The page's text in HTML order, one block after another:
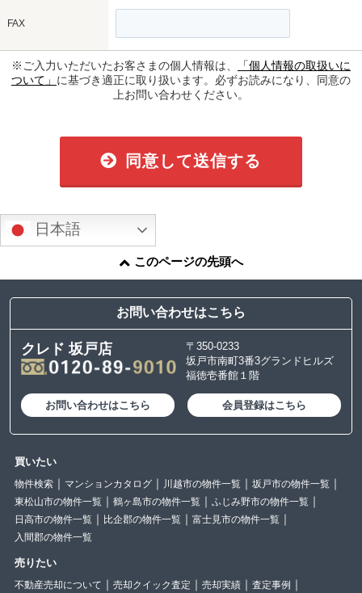
FAX
※ご入力いただいたお客さまの個人情報は、
「個人情報の取扱いに
ついて」 に基づき適正に取り扱います。必ずお読みになり、同意の
上お問い合わせください。
同意して送信する
日本語
このページの先頭へ
お問い合わせはこちら
クレド 坂戸店
〒350-0233
坂戸市南町3番3グランドヒルズ
福徳壱番館１階
お問い合わせはこちら 会員登録はこちら
買いたい
物件検索 マンションカタログ 川越市の物件一覧
坂戸市の物件一覧
東松山市の物件一覧
鶴ヶ島市の物件一覧
ふじみ野市の物件一覧
日高市の物件一覧
比企郡の物件一覧
富士見市の物件一覧
入間郡の物件一覧
売りたい
不動産売却について 売却クイック査定 売却実績
査定事例